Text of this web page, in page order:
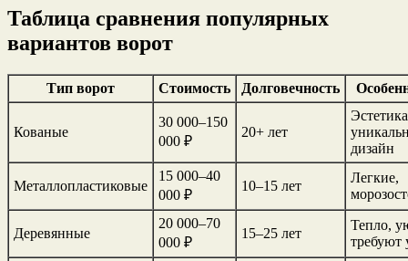
Таблица сравнения популярных
вариантов ворот
Тип ворот Стоимость Долговечность
Кованые
30 000–150
000 ₽
20+ лет
дизайн
Металлопластиковые
15 000–40
000 ₽
10–15 лет
Легкие,
Деревянные
20 000–70
000 ₽
15–25 лет
Тепло,
требуют